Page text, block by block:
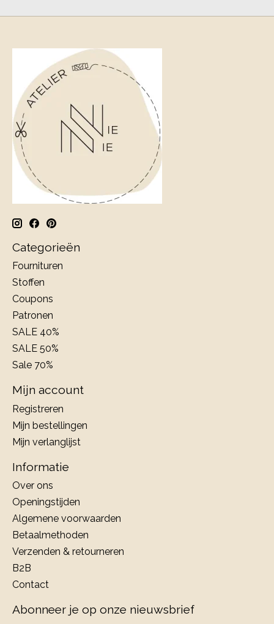
Categorieën
Fournituren
Stoffen
Coupons
Patronen
SALE 40%
SALE 50%
Sale 70%
Mijn account
Registreren
Mijn bestellingen
Mijn verlanglijst
Informatie
Over ons
Openingstijden
Algemene voorwaarden
Betaalmethoden
Verzenden & retourneren
B2B
Contact
Abonneer je op onze nieuwsbrief